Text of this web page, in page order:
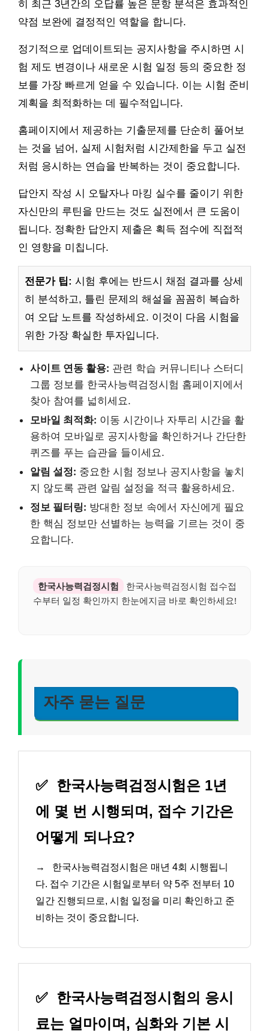
히 최근 3년간의 오답률 높은 문항 분석은 효과적인
약점 보완에 결정적인 역할을 합니다.
정기적으로 업데이트되는 공지사항을 주시하면 시
험 제도 변경이나 새로운 시험 일정 등의 중요한 정
보를 가장 빠르게 얻을 수 있습니다. 이는 시험 준비
계획을 최적화하는 데 필수적입니다.
홈페이지에서 제공하는 기출문제를 단순히 풀어보
는 것을 넘어, 실제 시험처럼 시간제한을 두고 실전
처럼 응시하는 연습을 반복하는 것이 중요합니다.
답안지 작성 시 오탈자나 마킹 실수를 줄이기 위한
자신만의 루틴을 만드는 것도 실전에서 큰 도움이
됩니다. 정확한 답안지 제출은 획득 점수에 직접적
인 영향을 미칩니다.
전문가 팁: 시험 후에는 반드시 채점 결과를 상세
히 분석하고, 틀린 문제의 해설을 꼼꼼히 복습하
여 오답 노트를 작성하세요. 이것이 다음 시험을
위한 가장 확실한 투자입니다.
사이트 연동 활용: 관련 학습 커뮤니티나 스터디
그룹 정보를 한국사능력검정시험 홈페이지에서
찾아 참여를 넓히세요.
모바일 최적화: 이동 시간이나 자투리 시간을 활
용하여 모바일로 공지사항을 확인하거나 간단한
퀴즈를 푸는 습관을 들이세요.
알림 설정: 중요한 시험 정보나 공지사항을 놓치
지 않도록 관련 알림 설정을 적극 활용하세요.
정보 필터링: 방대한 정보 속에서 자신에게 필요
한 핵심 정보만 선별하는 능력을 기르는 것이 중
요합니다.
한국사능력검정시험
한국사능력검정시험 접수접
수부터 일정 확인까지 한눈에지금 바로 확인하세요!
자주 묻는 질문
✅
한국사능력검정시험은 1년
에 몇 번 시행되며, 접수 기간은
어떻게 되나요?
→
한국사능력검정시험은 매년 4회 시행됩니
다. 접수 기간은 시험일로부터 약 5주 전부터 10
일간 진행되므로, 시험 일정을 미리 확인하고 준
비하는 것이 중요합니다.
✅
한국사능력검정시험의 응시
료는 얼마이며, 심화와 기본 시